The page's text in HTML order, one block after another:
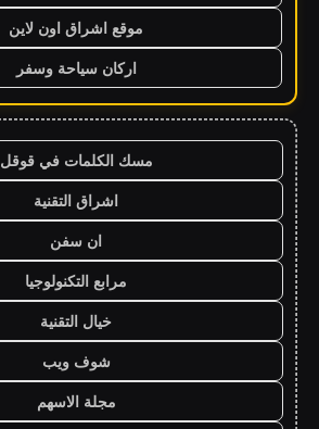
موقع اشراق اون لاين
اركان سياحة وسفر
مسك الكلمات في قوقل
اشراق التقنية
ان سفن
مرابع التكنولوجيا
خيال التقنية
شوف ويب
مجلة الاسهم